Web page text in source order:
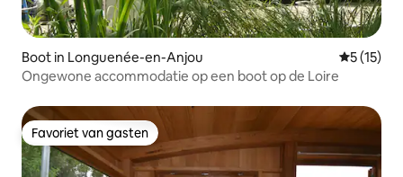
Boot in Longuenée-en-Anjou
5 (15)
Ongewone accommodatie op een boot op de Loire
Favoriet van gasten
Favoriet van gasten